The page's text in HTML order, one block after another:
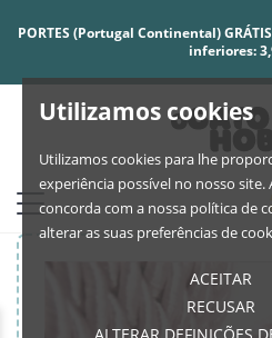
Utilizamos cookies
Utilizamos cookies para lhe
experiência possível no nosso site.
concorda com a nossa política de
alterar as suas preferências de
ACEITAR
RECUSAR
PORTES (Portugal Continental)
inferiores: